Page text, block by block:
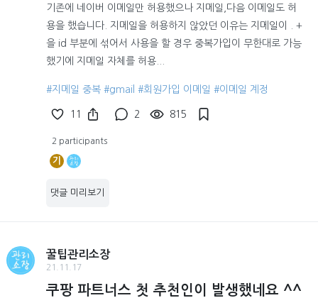
기존에 네이버 이메일만 허용했으나 지메일,다음 이메일도 허
용을 했습니다. 지메일을 허용하지 않았던 이유는 지메일이 . +
을 id 부분에 섞어서 사용을 할 경우 중복가입이 무한대로 가능
했기에 지메일 자체를 허용...
#지메일 중복 #gmail #회원가입 이메일 #이메일 계정
11 2 815
2 participants
기
댓글 미리보기
꿀팁관리소장
21.11.17
쿠팡 파트너스 첫 추천인이 발생했네요 ^^